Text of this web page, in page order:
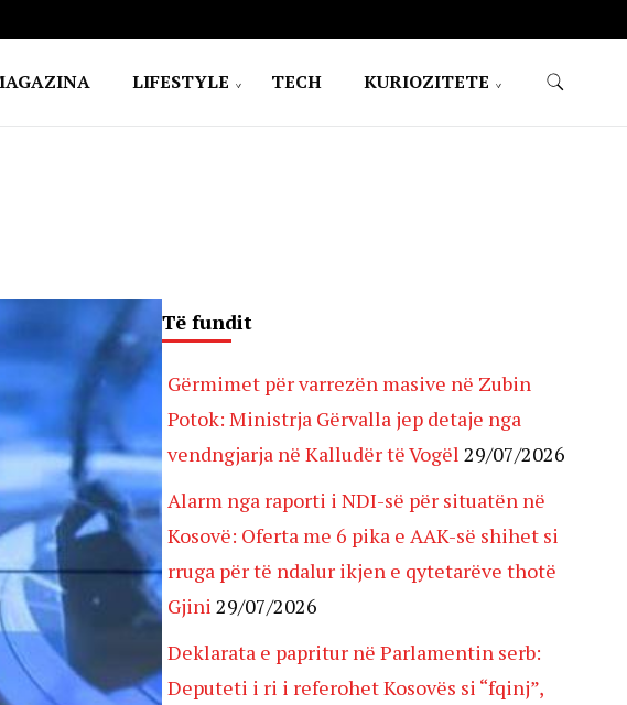
LIFESTYLE TECH KURIOZITETE
Të fundit
Gërmimet për varrezën masive në Zubin
Potok: Ministrja Gërvalla jep detaje nga
vendngjarja në Kalludër të Vogël 29/07/2026
Alarm nga raporti i NDI-së për situatën në
Kosovë: Oferta me 6 pika e AAK-së shihet si
rruga për të ndalur ikjen e qytetarëve thotë
Gjini 29/07/2026
Deklarata e papritur në Parlamentin serb:
Deputeti i ri i referohet Kosovës si “fqinj”,